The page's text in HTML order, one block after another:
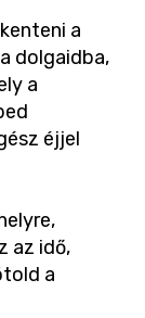
a
dolgaidba,
a
éjjel
az idő,
a